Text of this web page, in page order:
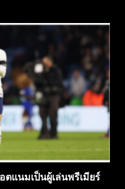
แนมเป็นผู้เล่นพรีเมียร์